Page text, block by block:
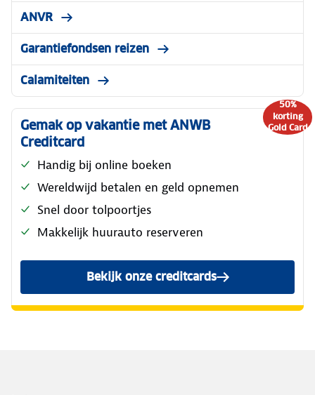
ANVR
Garantiefondsen reizen
Calamiteiten
50%
korting
Gold Card
Gemak op vakantie met ANWB
Creditcard
Handig bij online boeken
Wereldwijd betalen en geld opnemen
Snel door tolpoortjes
Makkelijk huurauto reserveren
Bekijk onze creditcards